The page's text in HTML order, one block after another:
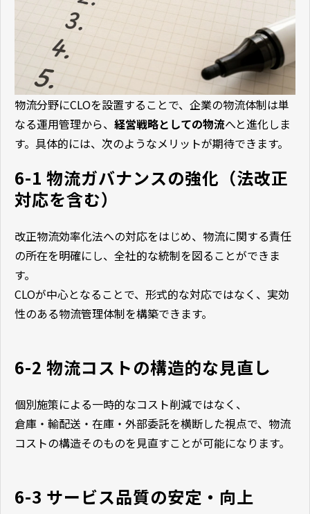
物流分野にCLOを設置することで、企業の物流体制は単
なる運用管理から、 経営戦略としての物流へと進化しま
す。具体的には、次のようなメリットが期待できます。
6-1 物流ガバナンスの強化（法改正
対応を含む）
改正物流効率化法への対応をはじめ、物流に関する責任
の所在を明確にし、全社的な統制を図ることができま
す。
CLOが中心となることで、形式的な対応ではなく、実効
性のある物流管理体制を構築できます。
6-2 物流コストの構造的な見直し
個別施策による一時的なコスト削減ではなく、
倉庫・輸配送・在庫・外部委託を横断した視点で、物流
コストの構造そのものを見直すことが可能になります。
6-3 サービス品質の安定・向上